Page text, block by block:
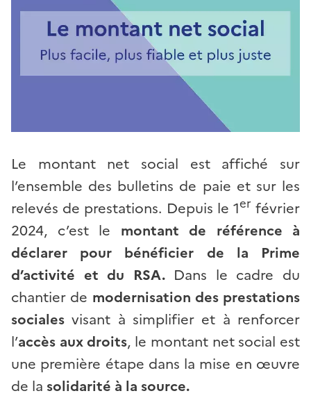
Le montant net social est affiché sur
l’ensemble des bulletins de paie et sur les
relevés de prestations. Depuis le 1er février
2024, c’est le montant de référence à
déclarer pour bénéficier de la Prime
d’activité et du RSA.Dans le cadre du
chantier de modernisation des prestations
sociales visant à simplifier et à renforcer
l’accès aux droits, le montant net social est
une première étape dans la mise en œuvre
de la solidarité à la source.